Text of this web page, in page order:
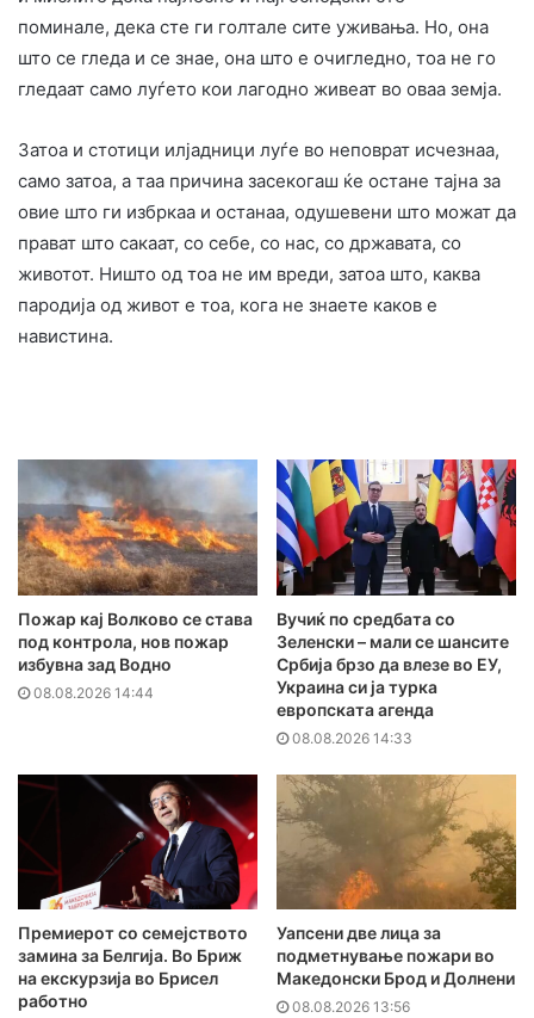
поминале, дека сте ги голтале сите уживања. Но, она
што се гледа и се знае, она што е очигледно, тоа не го
гледаат само луѓето кои лагодно живеат во оваа земја.
Затоа и стотици илјадници луѓе во неповрат исчезнаа,
само затоа, а таа причина засекогаш ќе остане тајна за
овие што ги избркаа и останаа, одушевени што можат да
прават што сакаат, со себе, со нас, со државата, со
животот. Ништо од тоа не им вреди, затоа што, каква
пародија од живот е тоа, кога не знаете каков е
навистина.
Пожар кај Волково се става
под контрола, нов пожар
избувна зад Водно
08.08.2026 14:44
Вучиќ по средбата со
Зеленски – мали се шансите
Србија брзо да влезе во ЕУ,
Украина си ја турка
европската агенда
08.08.2026 14:33
Премиерот со семејството
замина за Белгија. Во Бриж
на екскурзија во Брисел
работно
Уапсени две лица за
подметнување пожари во
Македонски Брод и Долнени
08.08.2026 13:56